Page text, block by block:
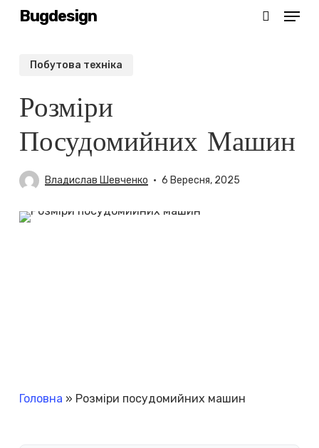
SkipBugdesign Menu
Побутова техніка
Розміри
Посудомийних Машин
Владислав Шевченко 6 Вересня, 2025
Головна » Розміри посудомийних машин